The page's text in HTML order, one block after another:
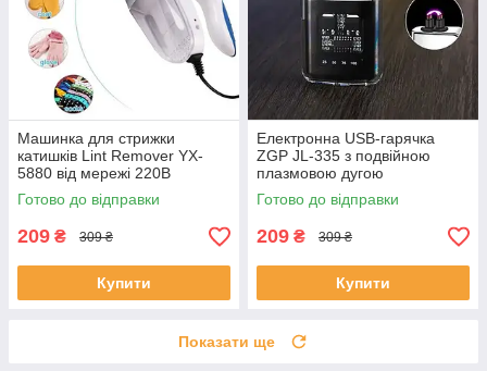
Машинка для стрижки
катишків Lint Remover YX-
5880 від мережі 220В
Готово до відправки
209 ₴ 309 ₴
Купити
Електронна USB-гарячка
ZGP JL-335 з подвійною
плазмовою дугою
Готово до відправки
209 ₴ 309 ₴
Купити
Показати ще